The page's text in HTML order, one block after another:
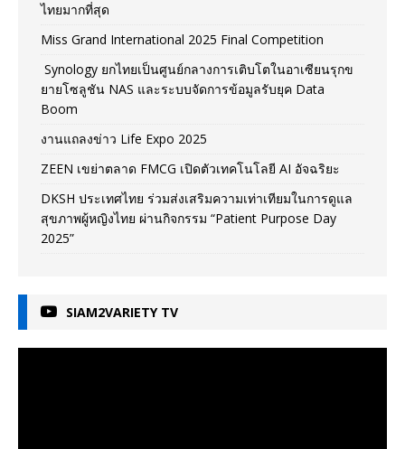
ไทยมากที่สุด
Miss Grand International 2025 Final Competition
Synology ยกไทยเป็นศูนย์กลางการเติบโตในอาเซียนรุกข
ยายโซลูชัน NAS และระบบจัดการข้อมูลรับยุค Data
Boom
งานแถลงข่าว Life Expo 2025
ZEEN เขย่าตลาด FMCG เปิดตัวเทคโนโลยี AI อัจฉริยะ
DKSH ประเทศไทย ร่วมส่งเสริมความเท่าเทียมในการดูแล
สุขภาพผู้หญิงไทย ผ่านกิจกรรม “Patient Purpose Day
2025”
SIAM2VARIETY TV